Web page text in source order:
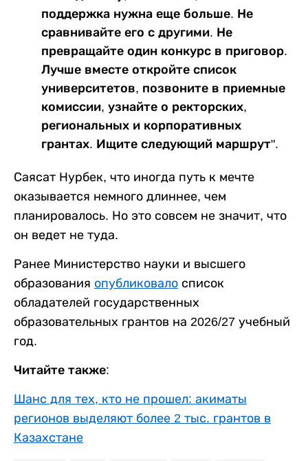
поддержка нужна еще больше. Не
сравнивайте его с другими. Не
превращайте один конкурс в приговор.
Лучше вместе откройте список
университетов, позвоните в приемные
комиссии, узнайте о ректорских,
региональных и корпоративных
грантах. Ищите следующий маршрут".
Саясат Нурбек, что иногда путь к мечте
оказывается немного длиннее, чем
планировалось. Но это совсем не значит, что
он ведет не туда.
Ранее Министерство науки и высшего
образования опубликовало список
обладателей государственных
образовательных грантов на 2026/27 учебный
год.
Читайте также:
Шанс для тех, кто не прошел: акиматы
регионов выделяют более 2 тыс. грантов в
Казахстане